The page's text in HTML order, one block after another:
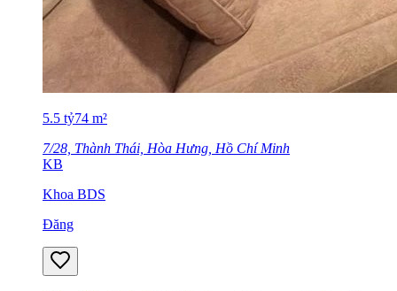
5.5 tỷ74 m²
7/28, Thành Thái, Hòa Hưng, Hồ Chí Minh
KB
Khoa BDS
Đăng